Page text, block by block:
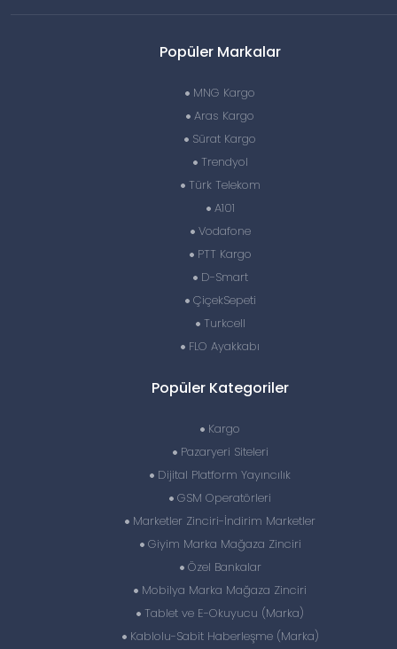
Popüler Markalar
MNG Kargo
Aras Kargo
Sürat Kargo
Trendyol
Türk Telekom
A101
Vodafone
PTT Kargo
D-Smart
ÇiçekSepeti
Turkcell
FLO Ayakkabı
Popüler Kategoriler
Kargo
Pazaryeri Siteleri
Dijital Platform Yayıncılık
GSM Operatörleri
Marketler Zinciri-İndirim Marketler
Giyim Marka Mağaza Zinciri
Özel Bankalar
Mobilya Marka Mağaza Zinciri
Tablet ve E-Okuyucu (Marka)
Kablolu-Sabit Haberleşme (Marka)